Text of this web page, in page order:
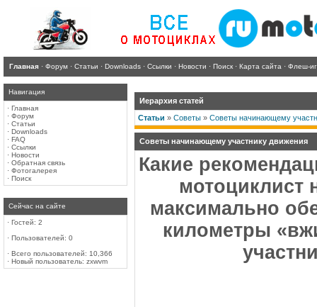
Главная · Форум · Статьи · Downloads · Ссылки · Новости · Поиск · Карта сайта · Флеш-
Навигация
· Главная
· Форум
· Статьи
· Downloads
· FAQ
· Ссылки
· Новости
· Обратная связь
· Фотогалерея
· Поиск
Сейчас на сайте
· Гостей: 2
· Пользователей: 0
· Всего пользователей: 10,366
· Новый пользователь: zxwvm
Иерархия статей
Статьи » Советы » Советы начинающему
Советы начинающему участнику движения
Какие
мотоциклист
максимально
километры